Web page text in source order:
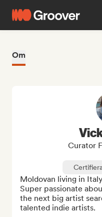
Om
Curator
Moldovan living in
Super passionate
the next big artist
talented indie artists.